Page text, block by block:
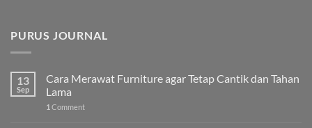
PURUS JOURNAL
13
Sep
Cara Merawat Furniture agar Tetap Cantik dan Tahan
Lama
1 Comment